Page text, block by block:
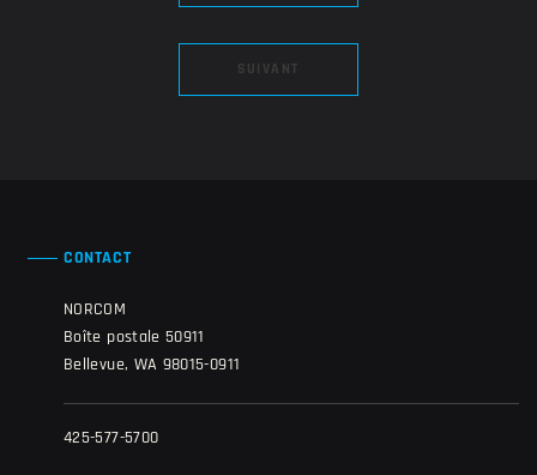
SUIVANT
CONTACT
NORCOM
Boîte postale 50911
Bellevue, WA 98015-0911
425-577-5700